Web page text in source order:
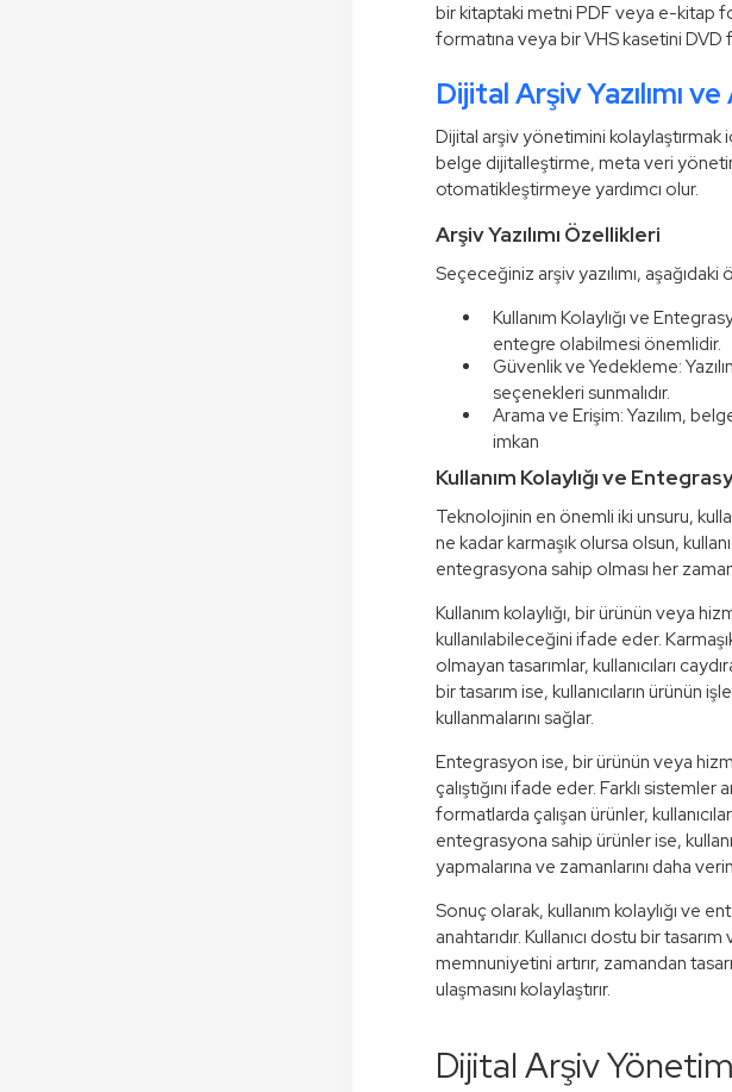
bir kitaptaki metni PDF veya e-kitap
formatına veya bir VHS kasetini DVD
Dijital Arşiv Yazılımı ve
Dijital arşiv yönetimini kolaylaştırmak
belge dijitalleştirme, meta veri
otomatikleştirmeye yardımcı olur.
Arşiv Yazılımı Özellikleri
Seçeceğiniz arşiv yazılımı, aşağıdaki
Kullanım Kolaylığı ve
entegre olabilmesi önemlidir.
Güvenlik ve Yedekleme:
seçenekleri sunmalıdır.
Arama ve Erişim: Yazılım,
imkan
Kullanım Kolaylığı ve
Teknolojinin en önemli iki unsuru,
ne kadar karmaşık olursa olsun,
entegrasyona sahip olması her
Kullanım kolaylığı, bir ürünün veya
kullanılabileceğini ifade eder.
olmayan tasarımlar, kullanıcıları
bir tasarım ise, kullanıcıların ürünün
kullanmalarını sağlar.
Entegrasyon ise, bir ürünün veya
çalıştığını ifade eder. Farklı
formatlarda çalışan ürünler,
entegrasyona sahip ürünler ise,
yapmalarına ve zamanlarını daha
Sonuç olarak, kullanım kolaylığı ve
anahtarıdır. Kullanıcı dostu bir
memnuniyetini artırır, zamandan
ulaşmasını kolaylaştırır.
Dijital Arşiv Yönetimi